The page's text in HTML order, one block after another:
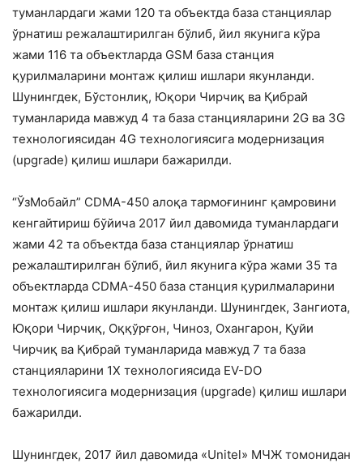
туманлардаги жами 120 та объектда база станциялар
ўрнатиш режалаштирилган бўлиб, йил якунига кўра
жами 116 та объектларда GSM база станция
қурилмаларини монтаж қилиш ишлари якунланди.
Шунингдек, Бўстонлиқ, Юқори Чирчиқ ва Қибрай
туманларида мавжуд 4 та база станцияларини 2G ва 3G
технологиясидан 4G технологиясига модернизация
(upgrade) қилиш ишлари бажарилди.
“ЎзМобайл” CDMA-450 алоқа тармоғининг қамровини
кенгайтириш бўйича 2017 йил давомида туманлардаги
жами 42 та объектда база станциялар ўрнатиш
режалаштирилган бўлиб, йил якунига кўра жами 35 та
объектларда CDMA-450 база станция қурилмаларини
монтаж қилиш ишлари якунланди. Шунингдек, Зангиота,
Юқори Чирчиқ, Оққўрғон, Чиноз, Охангарон, Қуйи
Чирчиқ ва Қибрай туманларида мавжуд 7 та база
станцияларини 1Х технологиясида ЕV-DO
технологиясига модернизация (upgrade) қилиш ишлари
бажарилди.
Шунингдек, 2017 йил давомида «Unitel» МЧЖ томонидан